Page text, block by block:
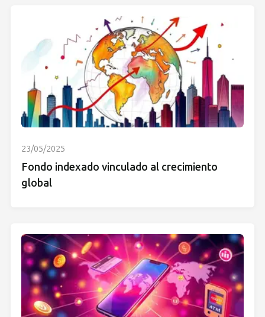
23/05/2025
Fondo indexado vinculado al crecimiento
global